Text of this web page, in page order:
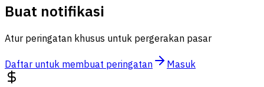
Buat notifikasi
Atur peringatan khusus untuk pergerakan pasar
Daftar untuk membuat peringatan Masuk